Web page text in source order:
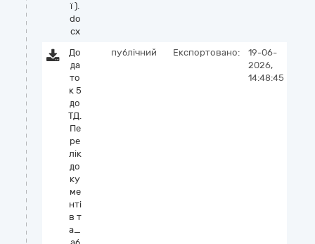
ї ).
do
cx
До
да
то
к 5
до
ТД.
Пе
ре
лік
до
ку
ме
нті
в т
а_
публічний Експортовано:
19-06-
2026,
14:48:45